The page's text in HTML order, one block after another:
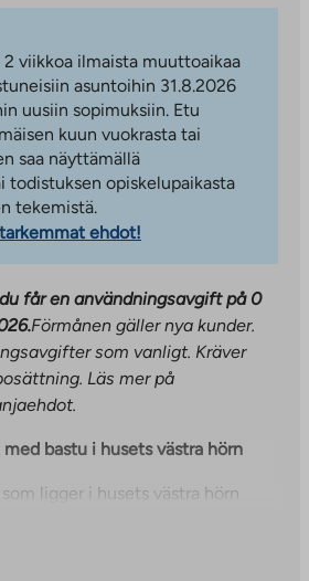
viikkoa ilmaista muuttoaikaa
asuntoihin 31.8.2026
uusiin sopimuksiin. Etu
kuun vuokrasta tai
saa näyttämällä
todistuksen opiskelupaikasta
tekemistä.
ehdot!
får en användningsavgift på 0
Förmånen gäller nya kunder.
som vanligt. Kräver
Läs mer på
bastu i husets västra hörn
ligger i husets västra hörn
rymliga vardagsrummet och det